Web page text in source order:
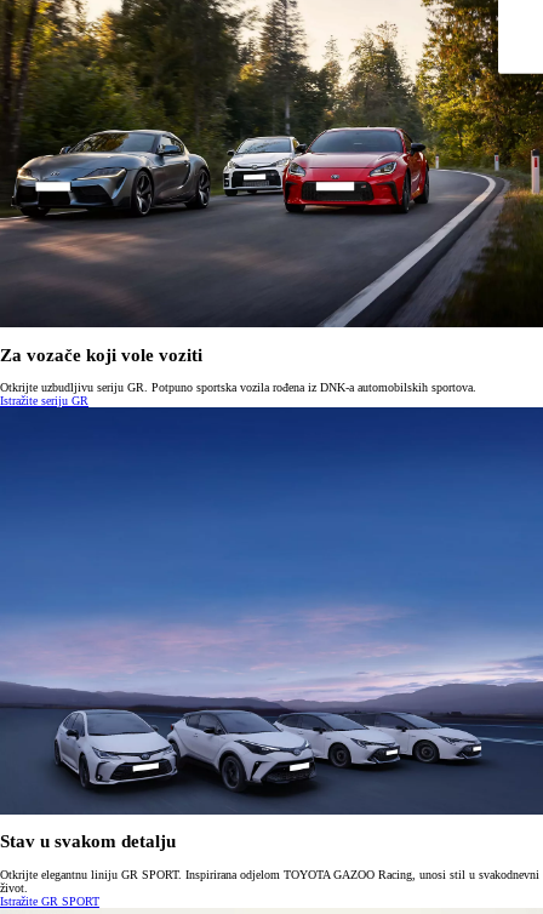
Za vozače koji vole voziti
Otkrijte uzbudljivu seriju GR. Potpuno sportska vozila rođena iz DNK-a automobilskih sportova.
Istražite seriju GR
Stav u svakom detalju
Otkrijte elegantnu liniju GR SPORT. Inspirirana odjelom TOYOTA GAZOO Racing, unosi stil u svakodnevni
život.
Istražite GR SPORT